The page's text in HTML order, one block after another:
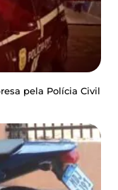
pela Polícia Civil